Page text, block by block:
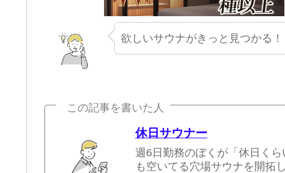
欲しいサウナがきっと見つかる！
この記事を書いた人
休日サウナー
週6日勤務のぼくが「休日く
も空いてる穴場サウナを開拓